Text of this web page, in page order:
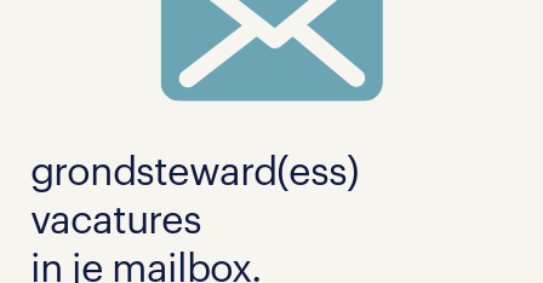
grondsteward(ess)
vacatures
in je mailbox.